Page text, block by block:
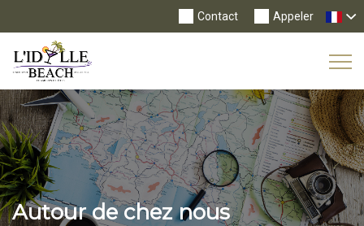
Appeler
Contact
Autour de chez nous